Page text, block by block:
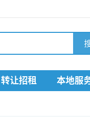
转让招租 本地服